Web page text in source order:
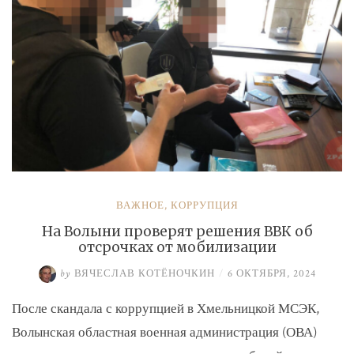
ВАЖНОЕ, КОРРУПЦИЯ
На Волыни проверят решения ВВК об
отсрочках от мобилизации
by ВЯЧЕСЛАВ КОТЁНОЧКИН / 6 ОКТЯБРЯ, 2024
После скандала с коррупцией в Хмельницкой МСЭК,
Волынская областная военная администрация (ОВА)